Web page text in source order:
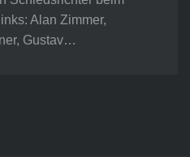
Alan Zimmer,
Gustav…